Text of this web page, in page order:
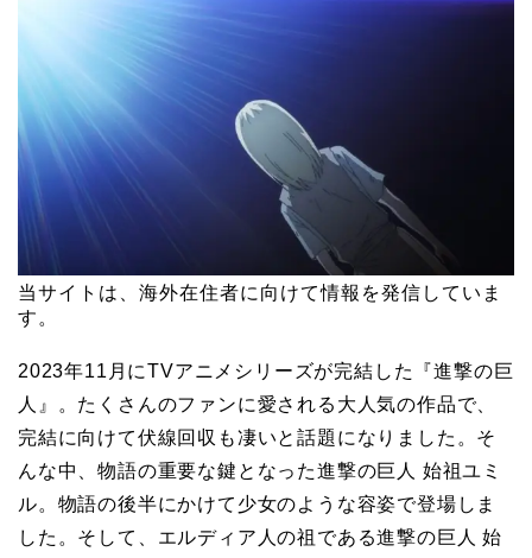
当サイトは、海外在住者に向けて情報を発信していま
す。
2023年11月にTVアニメシリーズが完結した『進撃の巨
人』。たくさんのファンに愛される大人気の作品で、
完結に向けて伏線回収も凄いと話題になりました。そ
んな中、物語の重要な鍵となった進撃の巨人 始祖ユミ
ル。物語の後半にかけて少女のような容姿で登場しま
した。そして、エルディア人の祖である進撃の巨人 始